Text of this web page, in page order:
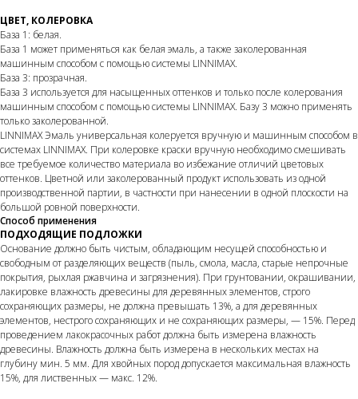
ЦВЕТ, КОЛЕРОВКА
База 1: белая.
База 1 может применяться как белая эмаль, а также заколерованная
машинным способом с помощью системы LINNIMAX.
База 3: прозрачная.
База 3 используется для насыщенных оттенков и только после колерования
машинным способом с помощью системы LINNIMAX. Базу 3 можно применять
только заколерованной.
LINNIMAX Эмаль универсальная колеруется вручную и машинным способом в
системах LINNIMAX. При колеровке краски вручную необходимо смешивать
все требуемое количество материала во избежание отличий цветовых
оттенков. Цветной или заколерованный продукт использовать из одной
производственной партии, в частности при нанесении в одной плоскости на
большой ровной поверхности.
Способ применения
ПОДХОДЯЩИЕ ПОДЛОЖКИ
Основание должно быть чистым, обладающим несущей способностью и
свободным от разделяющих веществ (пыль, смола, масла, старые непрочные
покрытия, рыхлая ржавчина и загрязнения). При грунтовании, окрашивании,
лакировке влажность древесины для деревянных элементов, строго
сохраняющих размеры, не должна превышать 13%, а для деревянных
элементов, нестрого сохраняющих и не сохраняющих размеры, — 15%. Перед
проведением лакокрасочных работ должна быть измерена влажность
древесины. Влажность должна быть измерена в нескольких местах на
глубину мин. 5 мм. Для хвойных пород допускается максимальная влажность
15%, для лиственных — макс. 12%.